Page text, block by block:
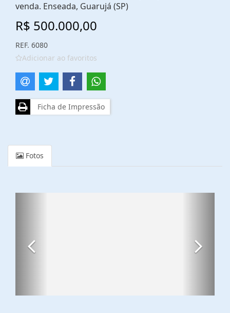
venda. Enseada, Guarujá (SP)
R$ 500.000,00
REF. 6080
Adicionar ao favoritos
Ficha de Impressão
Fotos